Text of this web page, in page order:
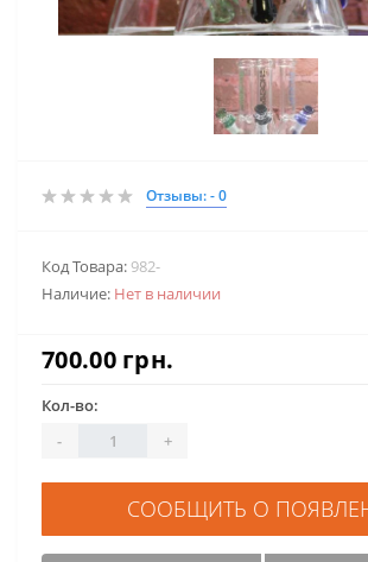
Отзывы: - 0
Код Товара: 982-
Наличие: Нет в наличии
700.00 грн.
Кол-во:
-
+
СООБЩИТЬ О